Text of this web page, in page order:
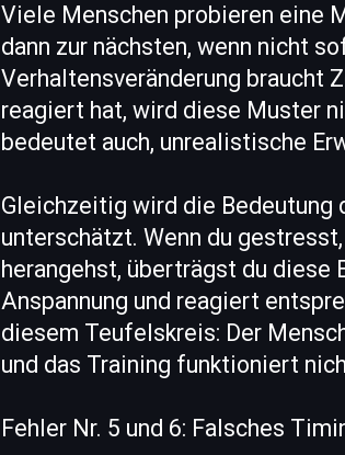
Viele Menschen probieren eine
dann zur nächsten, wenn nicht
Verhaltensveränderung braucht
reagiert hat, wird diese Muster
bedeutet auch, unrealistische
Gleichzeitig wird die
unterschätzt. Wenn du
herangehst, überträgst du diese
Anspannung und reagiert
diesem Teufelskreis: Der
und das Training funktioniert
Fehler Nr. 5 und 6: Falsches